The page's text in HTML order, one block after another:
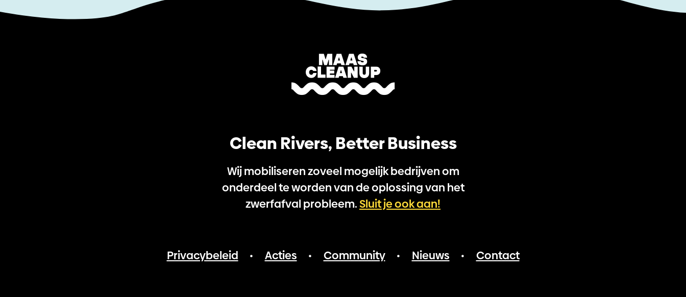
Clean Rivers, Better Business
Wij mobiliseren zoveel mogelijk bedrijven om
onderdeel te worden van de oplossing van het
zwerfafval probleem.Sluit je ook aan!
Privacybeleid • Acties • Community • Nieuws • Contact